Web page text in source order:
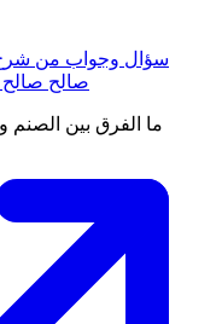
صالح صالح
[228 -939] ما الفرق بين